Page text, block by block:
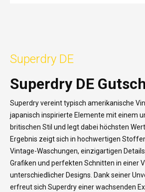
Superdry DE
Superdry DE
Superdry vereint typisch amerikanische
japanisch inspirierte Elemente mit einem
britischen Stil und legt dabei höchsten
Ergebnis zeigt sich in hochwertigen
Vintage-Waschungen, einzigartigen
Grafiken und perfekten Schnitten in einer
unterschiedlicher Designs. Dank seiner
erfreut sich Superdry einer wachsenden